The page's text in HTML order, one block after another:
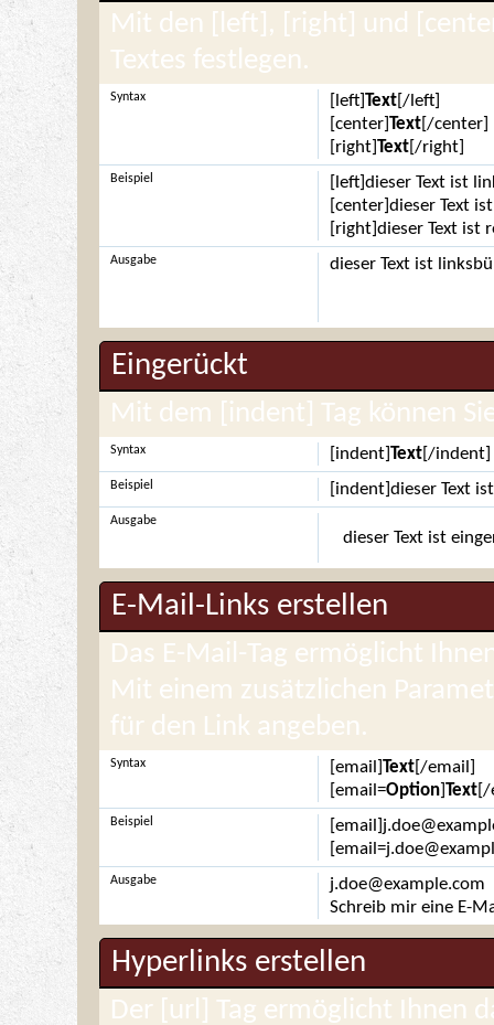
Mit den [left], [right] und
Textes festlegen.
[left]Text[/left]
[center]Text[/center]
[right]Text[/right]
Syntax
[left]dieser Text ist
[center]dieser Text
[right]dieser Text ist
Beispiel
dieser Text ist
Ausgabe
Eingerückt
Mit dem [indent] Tag können
[indent]Text[/indent]
Syntax
[indent]dieser Text
Beispiel
dieser Text ist
Ausgabe
E-Mail-Links erstellen
Das E-Mail-Tag ermöglicht
Mit einem zusätzlichen
für den Link angeben.
[email]Text[/email]
[email=Option]Text[/
Syntax
Beispiel
j.doe@example.com
Schreib mir eine E-
Ausgabe
Hyperlinks erstellen
Der [url] Tag ermöglicht Ihnen